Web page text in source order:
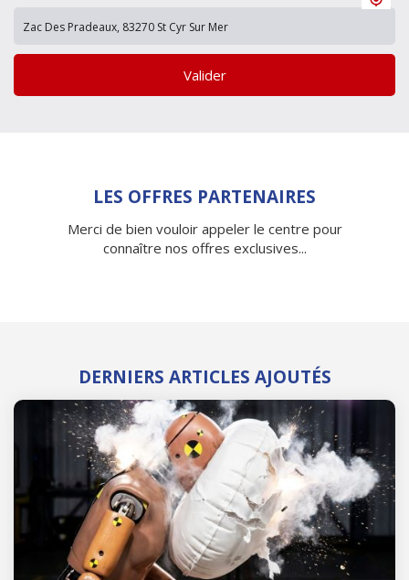
Valider
LES OFFRES PARTENAIRES
Merci de bien vouloir appeler le centre pour
connaître nos offres exclusives...
DERNIERS ARTICLES AJOUTÉS